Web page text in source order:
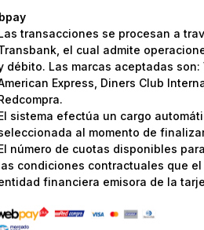
transacciones se procesan a
el cual admite
débito. Las marcas aceptadas son:
Express, Diners Club
sistema efectúa un cargo
al momento de
número de cuotas disponibles
condiciones contractuales que
financiera emisora de la